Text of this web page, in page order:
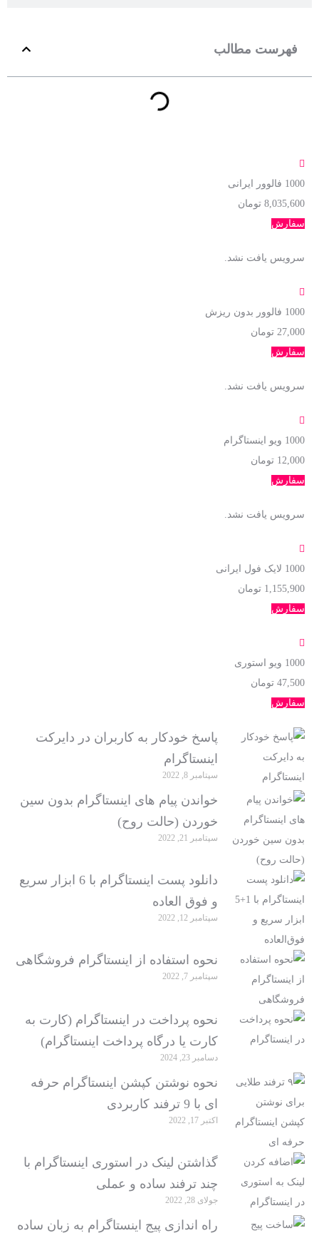
فهرست مطالب
1000 فالوور ایرانی
8,035,600 تومان
سفارش
سرویس یافت نشد.
1000 فالوور بدون ریزش
27,000 تومان
سفارش
سرویس یافت نشد.
1000 ویو اینستاگرام
12,000 تومان
سفارش
سرویس یافت نشد.
1000 لایک فول ایرانی
1,155,900 تومان
سفارش
1000 ویو استوری
47,500 تومان
سفارش
پاسخ خودکار به کاربران در دایرکت
اینستاگرام
سپتامبر 8, 2022
خواندن پیام های اینستاگرام بدون سین
خوردن (حالت روح)
سپتامبر 21, 2022
دانلود پست اینستاگرام با 6 ابزار سریع
و فوق العاده
سپتامبر 12, 2022
نحوه استفاده از اینستاگرام فروشگاهی
سپتامبر 7, 2022
نحوه پرداخت در اینستاگرام (کارت به
کارت یا درگاه پرداخت اینستاگرام)
دسامبر 23, 2024
نحوه نوشتن کپشن اینستاگرام حرفه‌
ای با 9 ترفند کاربردی
اکتبر 17, 2022
گذاشتن لینک در استوری اینستاگرام با
چند ترفند ساده و عملی
جولای 28, 2022
راه اندازی پیج اینستاگرام به زبان ساده